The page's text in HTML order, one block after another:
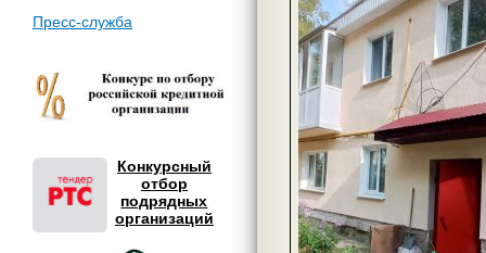
Пресс-служба
Конкурсный
отбор
подрядных
организаций